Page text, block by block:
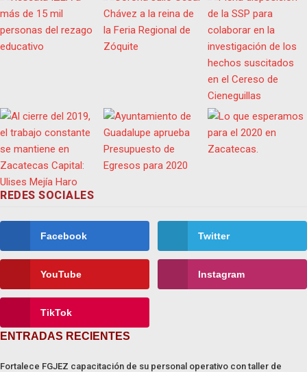
REDES SOCIALES
Facebook Twitter
YouTube Instagram
TikTok
ENTRADAS RECIENTES
Fortalece FGJEZ capacitación de su personal operativo con taller de